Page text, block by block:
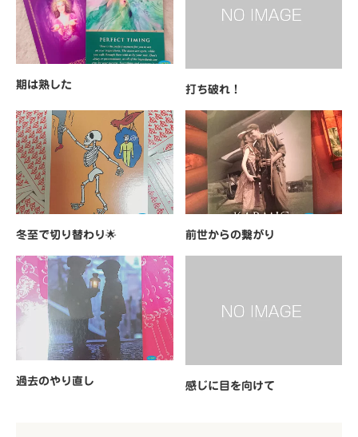
期は熟した 打ち破れ！
冬至で切り替わり🌟 前世からの繋がり
過去のやり直し 感じに目を向けて